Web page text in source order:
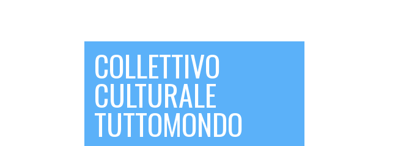
COLLETTIVO
CULTURALE
TUTTOMONDO